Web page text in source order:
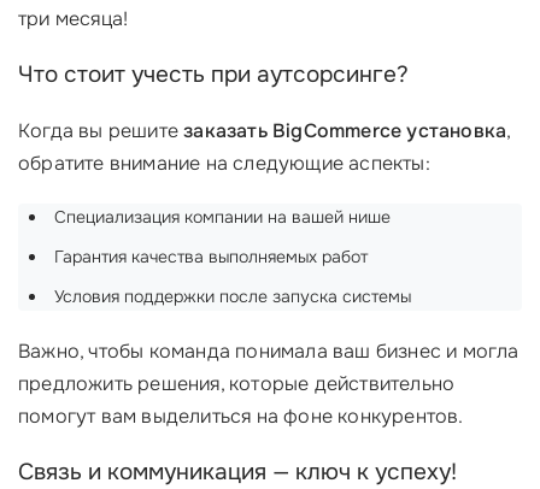
три месяца!
Что стоит учесть при аутсорсинге?
Когда вы решитезаказать BigCommerce установка,
обратите внимание на следующие аспекты:
Специализация компании на вашей нише
Гарантия качества выполняемых работ
Условия поддержки после запуска системы
Важно, чтобы команда понимала ваш бизнес и могла
предложить решения, которые действительно
помогут вам выделиться на фоне конкурентов.
Связь и коммуникация — ключ к успеху!